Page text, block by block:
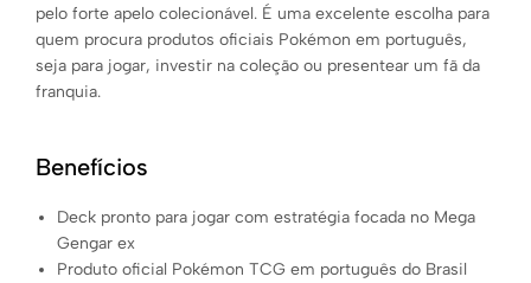
pelo forte apelo colecionável. É uma excelente escolha para
quem procura produtos oficiais Pokémon em português,
seja para jogar, investir na coleção ou presentear um fã da
franquia.
Benefícios
Deck pronto para jogar com estratégia focada no Mega
Gengar ex
Produto oficial Pokémon TCG em português do Brasil